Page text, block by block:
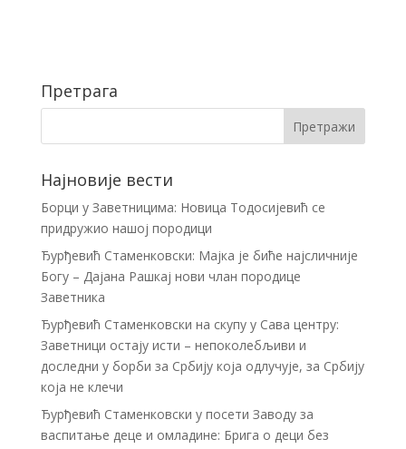
Претрага
Најновије вести
Борци у Заветницима: Новица Тодосијевић се
придружио нашој породици
Ђурђевић Стаменковски: Мајка је биће најсличније
Богу – Дајана Рашкај нови члан породице
Заветника
Ђурђевић Стаменковски на скупу у Сава центру:
Заветници остају исти – непоколебљиви и
доследни у борби за Србију која одлучује, за Србију
која не клечи
Ђурђевић Стаменковски у посети Заводу за
васпитање деце и омладине: Брига о деци без